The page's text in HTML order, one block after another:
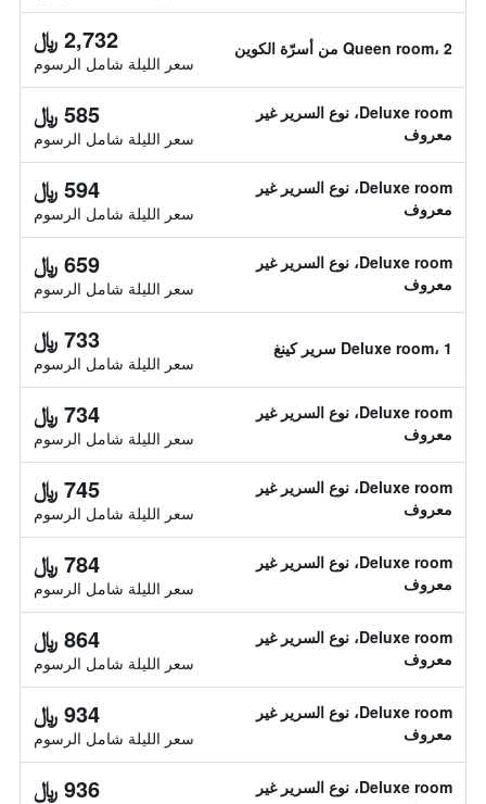
Queen room، 2 من أسرّة الكوين 2,732 ﷼
سعر الليلة شامل الرسوم
Deluxe room، نوع السرير غير
معروف
585 ﷼
سعر الليلة شامل الرسوم
Deluxe room، نوع السرير غير
معروف
594 ﷼
سعر الليلة شامل الرسوم
Deluxe room، نوع السرير غير
معروف
659 ﷼
سعر الليلة شامل الرسوم
Deluxe room، 1 سرير كينغ 733 ﷼
سعر الليلة شامل الرسوم
Deluxe room، نوع السرير غير
معروف
734 ﷼
سعر الليلة شامل الرسوم
Deluxe room، نوع السرير غير
معروف
745 ﷼
سعر الليلة شامل الرسوم
Deluxe room، نوع السرير غير
معروف
784 ﷼
سعر الليلة شامل الرسوم
Deluxe room، نوع السرير غير
معروف
864 ﷼
سعر الليلة شامل الرسوم
Deluxe room، نوع السرير غير
معروف
934 ﷼
سعر الليلة شامل الرسوم
Deluxe room، نوع السرير غير
936 ﷼